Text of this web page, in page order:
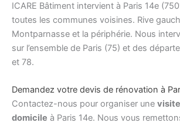
ICARE Bâtiment intervient à Paris 14e
toutes les communes voisines. Rive
Montparnasse et la périphérie. Nous
sur l’ensemble de Paris (75) et des
et 78.
Demandez votre devis de rénovation à
Contactez-nous pour organiser une
domicile à Paris 14e. Nous vous